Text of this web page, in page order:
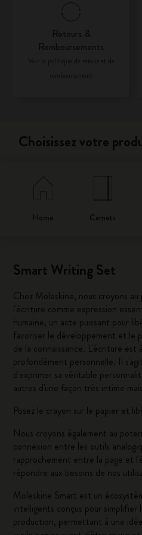
Retours &
Remboursements
Choisissez votre
Home Carnets
Smart Writing Set
Chez Moleskine, nous croyons
l'écriture comme expression
humaine, un acte puissant pour
favoriser le développement et le
de la connaissance. L'écriture est
profondément personnelle. Il
d'exprimer sa véritable
autres d'une façon très intime
Posez le crayon sur le papier et
Nous croyons également au
connexion entre les outils
rapprochement entre la page et
répondre aux besoins de nos
Moleskine Smart est un
intelligents conçus pour
production, permettant à une